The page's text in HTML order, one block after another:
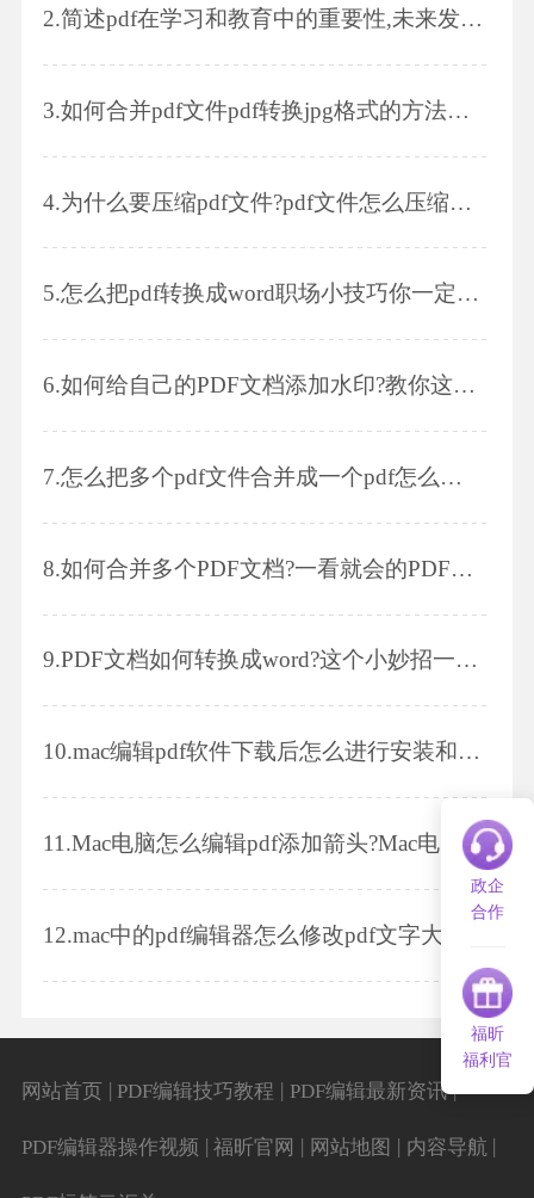
2.简述pdf在学习和教育中的重要性,未来发展趋势以及pdf如何压缩
3.如何合并pdf文件pdf转换jpg格式的方法是什么
4.为什么要压缩pdf文件?pdf文件怎么压缩大小?
5.怎么把pdf转换成word职场小技巧你一定要学会
6.如何给自己的PDF文档添加水印?教你这样做!
7.怎么把多个pdf文件合并成一个pdf怎么转换成ppt格式
8.如何合并多个PDF文档?一看就会的PDF合并技巧!
9.PDF文档如何转换成word?这个小妙招一定要学会!
10.mac编辑pdf软件下载后怎么进行安装和编辑?
11.Mac电脑怎么编辑pdf添加箭头?Mac电脑系统下编辑pdf哪款软件好用?
12.mac中的pdf编辑器怎么修改pdf文字大小?mac中的pdf编辑器怎么给pdf添加水印?
政企
合作
福昕
福利官
网站首页 PDF编辑技巧教程 PDF编辑最新资讯 |
PDF编辑器操作视频 福昕官网 网站地图 内容导航